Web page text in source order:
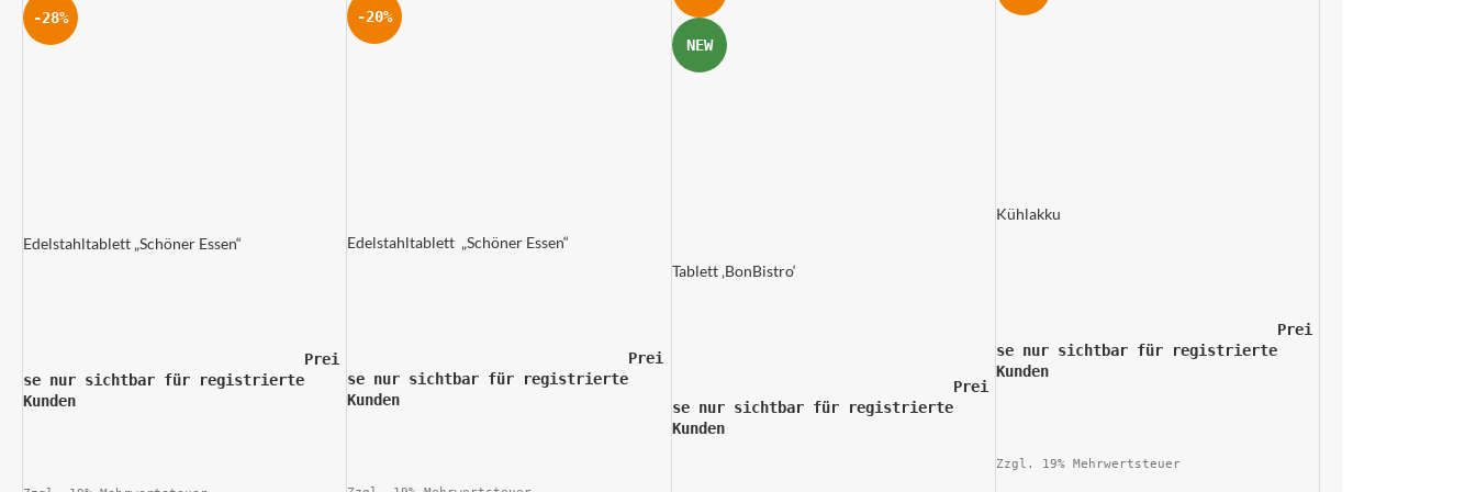
-28%
Edelstahltablett „Schöner Essen“
se nur sichtbar für registrierte
-20%
Edelstahltablett  „Schöner Essen“
se nur sichtbar für registrierte
NEW
Tablett ‚BonBistro‘
se nur sichtbar für registrierte
Kunden
Kühlakku
se nur sichtbar für registrierte
Kunden
Zzgl. 19% Mehrwertsteuer